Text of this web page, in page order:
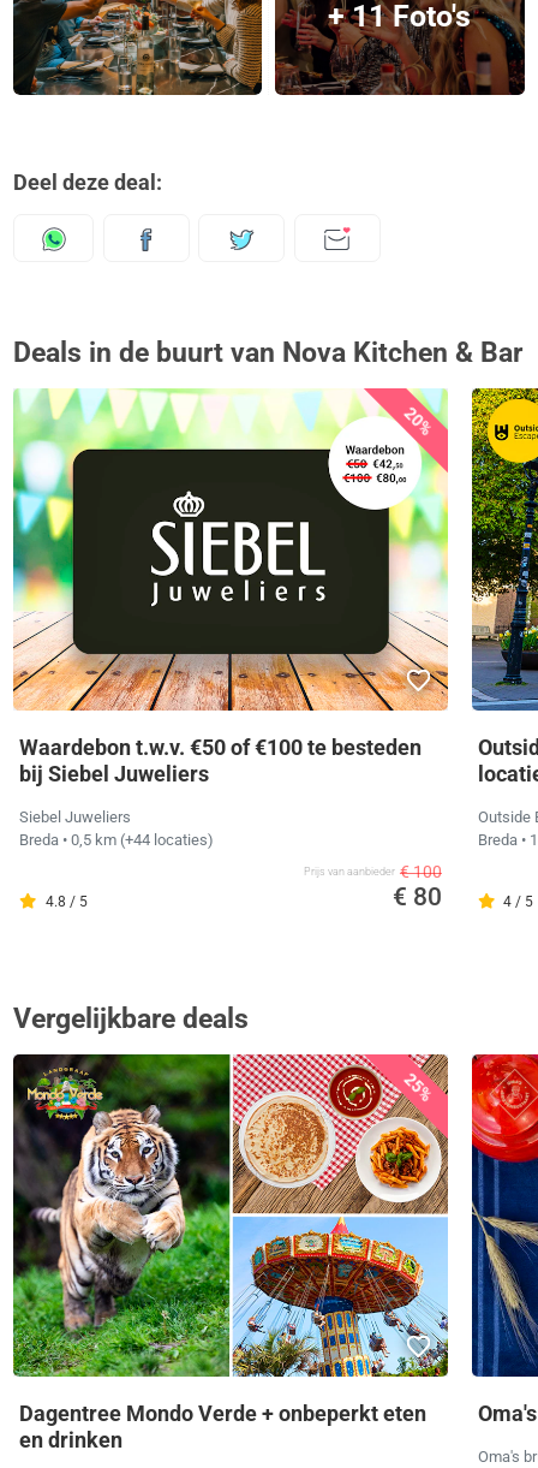
+ 11 Foto's
Deel deze deal:
Deals in de buurt van Nova Kitchen & Bar
20%
Waardebon t.w.v. €50 of €100 te besteden
bij Siebel Juweliers
Siebel Juweliers
Breda • 0,5 km (+44 locaties)
4.8 / 5
Prijs van aanbieder € 100
€ 80
Outside
Breda •
4 / 5
Vergelijkbare deals
25%
Dagentree Mondo Verde + onbeperkt eten
en drinken
Oma's